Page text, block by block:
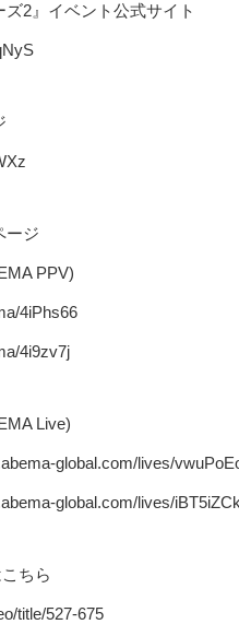
2』イベント公式サイト
ージ
PPV)
4iPhs66
4i9zv7j
Live)
global.com/lives/
global.com/lives/
ちら
title/527-675